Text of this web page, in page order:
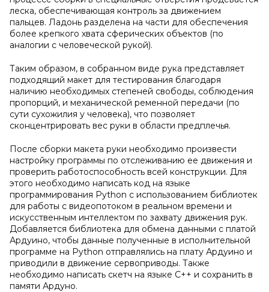
леска, обеспечивающая контроль за движением
пальцев. Ладонь разделена на части для обеспечения
более крепкого хвата сферических объектов (по
аналогии с человеческой рукой).
Таким образом, в собранном виде рука представляет
подходящий макет для тестирования благодаря
наличию необходимых степеней свободы, соблюдения
пропорций, и механической ременной передачи (по
сути сухожилия у человека), что позволяет
сконцентрировать вес руки в области предплечья.
После сборки макета руки необходимо произвести
настройку программы по отслеживанию ее движения и
проверить работоспособность всей конструкции. Для
этого необходимо написать код на языке
программирования Python с использованием библиотек
для работы с видеопотоком в реальном времени и
искусственным интеллектом по захвату движения рук.
Добавляется библиотека для обмена данными с платой
Ардуино, чтобы данные полученные в исполнительной
программе на Python отправлялись на плату Ардуино и
приводили в движение сервоприводы. Также
необходимо написать скетч на языке C++ и сохранить в
памяти Ардуно.